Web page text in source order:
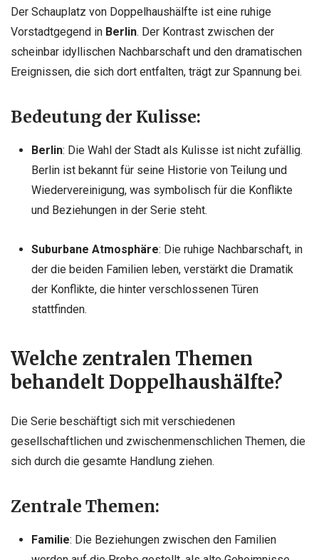
Der Schauplatz von Doppelhaushälfte ist eine ruhige
Vorstadtgegend in Berlin. Der Kontrast zwischen der
scheinbar idyllischen Nachbarschaft und den dramatischen
Ereignissen, die sich dort entfalten, trägt zur Spannung bei.
Bedeutung der Kulisse:
Berlin: Die Wahl der Stadt als Kulisse ist nicht zufällig.
Berlin ist bekannt für seine Historie von Teilung und
Wiedervereinigung, was symbolisch für die Konflikte
und Beziehungen in der Serie steht.
Suburbane Atmosphäre: Die ruhige Nachbarschaft, in
der die beiden Familien leben, verstärkt die Dramatik
der Konflikte, die hinter verschlossenen Türen
stattfinden.
Welche zentralen Themen
behandelt Doppelhaushälfte?
Die Serie beschäftigt sich mit verschiedenen
gesellschaftlichen und zwischenmenschlichen Themen, die
sich durch die gesamte Handlung ziehen.
Zentrale Themen:
Familie: Die Beziehungen zwischen den Familien